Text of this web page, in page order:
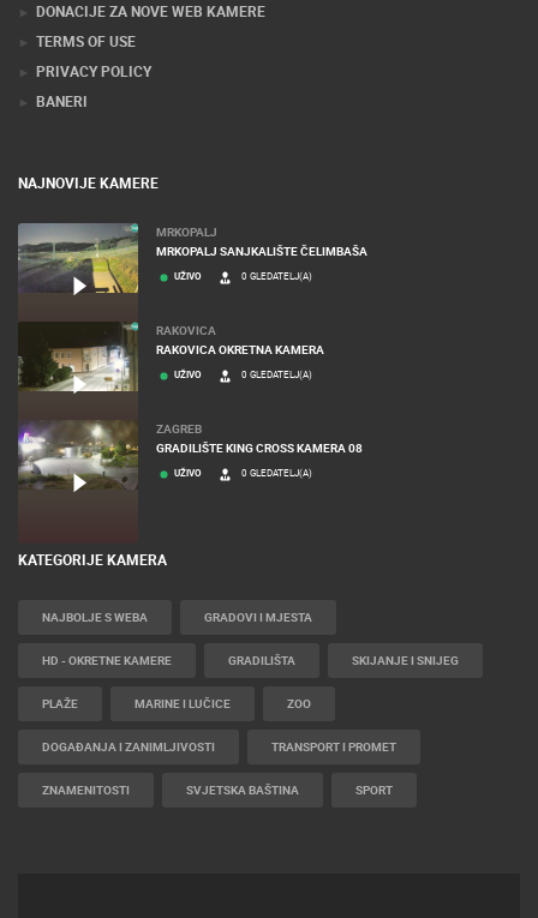
DONACIJE ZA NOVE WEB KAMERE
TERMS OF USE
PRIVACY POLICY
BANERI
NAJNOVIJE KAMERE
MRKOPALJ
MRKOPALJ SANJKALIŠTE ČELIMBAŠA
UŽIVO 0 GLEDATELJ(A)
RAKOVICA
RAKOVICA OKRETNA KAMERA
UŽIVO 0 GLEDATELJ(A)
ZAGREB
GRADILIŠTE KING CROSS KAMERA 08
UŽIVO 0 GLEDATELJ(A)
KATEGORIJE KAMERA
NAJBOLJE S WEBA GRADOVI I MJESTA
HD - OKRETNE KAMERE GRADILIŠTA SKIJANJE I SNIJEG
PLAŽE MARINE I LUČICE ZOO
DOGAĐANJA I ZANIMLJIVOSTI TRANSPORT I PROMET
ZNAMENITOSTI SVJETSKA BAŠTINA SPORT